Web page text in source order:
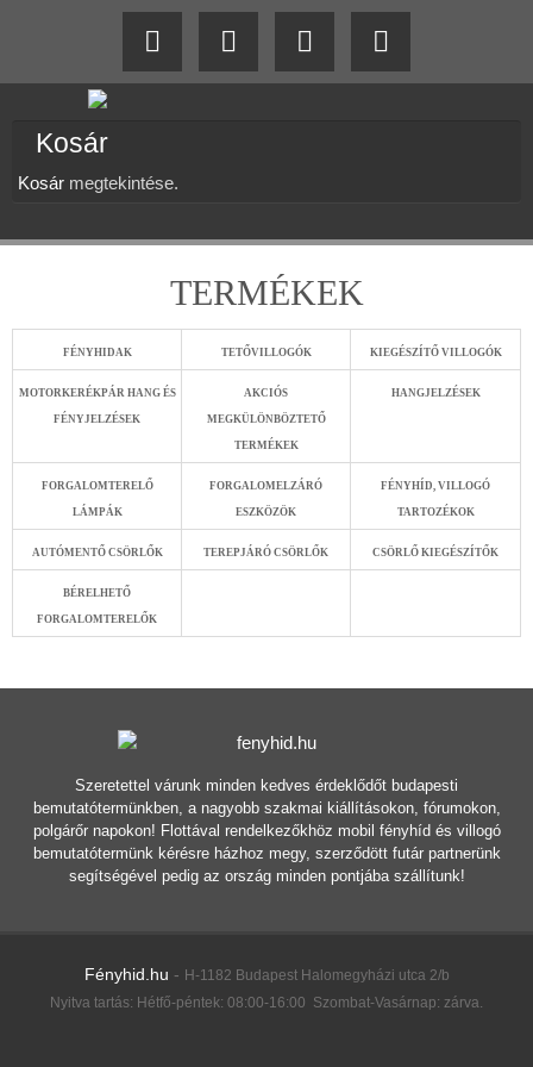
Kosár
Kosár megtekintése.
TERMÉKEK
FÉNYHIDAK TETŐVILLOGÓK KIEGÉSZÍTŐ VILLOGÓK
MOTORKERÉKPÁR HANG ÉS
FÉNYJELZÉSEK
AKCIÓS
MEGKÜLÖNBÖZTETŐ
TERMÉKEK
HANGJELZÉSEK
FORGALOMTERELŐ
LÁMPÁK
FORGALOMELZÁRÓ
ESZKÖZÖK
FÉNYHÍD, VILLOGÓ
TARTOZÉKOK
AUTÓMENTŐ CSÖRLŐK TEREPJÁRÓ CSÖRLŐK CSÖRLŐ KIEGÉSZÍTŐK
BÉRELHETŐ
FORGALOMTERELŐK
Szeretettel várunk minden kedves érdeklődőt budapesti
bemutatótermünkben, a nagyobb szakmai kiállításokon, fórumokon,
polgárőr napokon! Flottával rendelkezőkhöz mobil fényhíd és villogó
bemutatótermünk kérésre házhoz megy, szerződött futár partnerünk
segítségével pedig az ország minden pontjába szállítunk!
Fényhid.hu - H-1182 Budapest Halomegyházi utca 2/b
Nyitva tartás: Hétfő-péntek: 08:00-16:00 Szombat-Vasárnap: zárva